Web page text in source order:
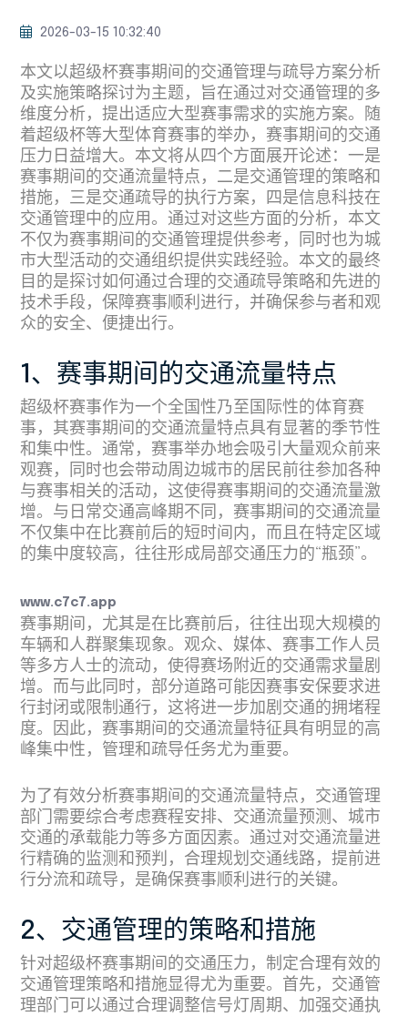
2026-03-15 10:32:40
本文以超级杯赛事期间的交通管理与疏导方案分析
及实施策略探讨为主题，旨在通过对交通管理的多
维度分析，提出适应大型赛事需求的实施方案。随
着超级杯等大型体育赛事的举办，赛事期间的交通
压力日益增大。本文将从四个方面展开论述：一是
赛事期间的交通流量特点，二是交通管理的策略和
措施，三是交通疏导的执行方案，四是信息科技在
交通管理中的应用。通过对这些方面的分析，本文
不仅为赛事期间的交通管理提供参考，同时也为城
市大型活动的交通组织提供实践经验。本文的最终
目的是探讨如何通过合理的交通疏导策略和先进的
技术手段，保障赛事顺利进行，并确保参与者和观
众的安全、便捷出行。
1、赛事期间的交通流量特点
超级杯赛事作为一个全国性乃至国际性的体育赛
事，其赛事期间的交通流量特点具有显著的季节性
和集中性。通常，赛事举办地会吸引大量观众前来
观赛，同时也会带动周边城市的居民前往参加各种
与赛事相关的活动，这使得赛事期间的交通流量激
增。与日常交通高峰期不同，赛事期间的交通流量
不仅集中在比赛前后的短时间内，而且在特定区域
的集中度较高，往往形成局部交通压力的“瓶颈”。
www.c7c7.app
赛事期间，尤其是在比赛前后，往往出现大规模的
车辆和人群聚集现象。观众、媒体、赛事工作人员
等多方人士的流动，使得赛场附近的交通需求量剧
增。而与此同时，部分道路可能因赛事安保要求进
行封闭或限制通行，这将进一步加剧交通的拥堵程
度。因此，赛事期间的交通流量特征具有明显的高
峰集中性，管理和疏导任务尤为重要。
为了有效分析赛事期间的交通流量特点，交通管理
部门需要综合考虑赛程安排、交通流量预测、城市
交通的承载能力等多方面因素。通过对交通流量进
行精确的监测和预判，合理规划交通线路，提前进
行分流和疏导，是确保赛事顺利进行的关键。
2、交通管理的策略和措施
针对超级杯赛事期间的交通压力，制定合理有效的
交通管理策略和措施显得尤为重要。首先，交通管
理部门可以通过合理调整信号灯周期、加强交通执